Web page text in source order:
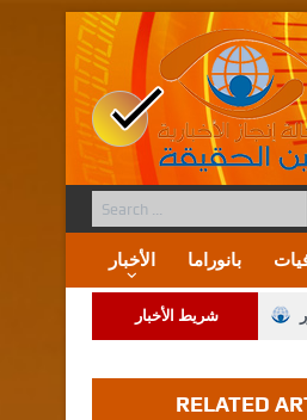
الأخبار بانوراما
شريط الأخبار
RELATED